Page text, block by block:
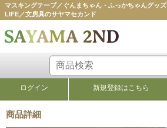
マスキングテープ／ぐんまちゃん・ふっかちゃんグッズ
LIFE／文房具のサヤマセカンド
ログイン 新規登録はこちら
商品詳細